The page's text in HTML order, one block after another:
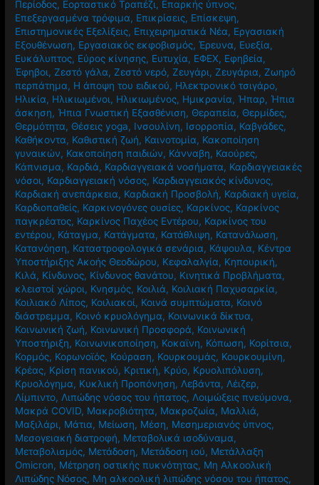
Περίοδος, Εορταστικό Τραπέζι, Επαρκής ύπνος,
Επεξεργασμένα τρόφιμα, Επικρίσεις, Επίσκεψη,
Επιστημονικές Εξελίξεις, Επιχειρηματικά Νέα, Εργασιακή
Εξουθένωση, Εργασιακός εκφοβισμός,Έρευνα, Ευεξία,
Ευκάλυπτος, Εύρος κίνησης, Ευτυχία, ΕΦΕΧ, Εφηβεία,
Έφηβοι,Ζεστό γάλα,Ζεστό νερό,Ζευγάρι,Ζευγάρια,Ζωηρό
περπάτημα, Η άποψη του ειδικού, Ηλεκτρονικό τσιγάρο,
Ηλικία, Ηλικιωμένοι, Ηλικιωμένος, Ημικρανία, Ήπαρ, Ήπια
άσκηση, Ήπια Γνωστική Εξασθένιση, Θεραπεία, Θερμίδες,
Θερμότητα, Θέσεις yoga, Ινσουλίνη, Ισορροπία, Καβγάδες,
Καθήκοντα, Καθιστική ζωή, Καινοτομία, Κακοποίηση
γυναικών, Κακοποίηση παιδιών, Κάνναβη, Καούρες,
Κάπνισμα, Καρδιά, Καρδιαγγειακά νοσήματα, Καρδιαγγειακές
νόσοι, Καρδιαγγειακή νόσος, Καρδιαγγειακός κίνδυνος,
Καρδιακή ανεπάρκεια, Καρδιακή Προσβολή, Καρδιακή υγεία,
Καρδιοπαθείς, Καρκινογόνες ουσίες, Καρκίνος, Καρκίνος
παγκρέατος, Καρκίνος Παχέος Εντέρου, Καρκίνος του
εντέρου, Κάταγμα, Κατάγματα, Κατάθλιψη, Κατανάλωση,
Κατανόηση, Καταστροφολογικά σενάρια, Κάψουλα, Κέντρα
Υποστήριξης Ακοής Θεοδώρου, Κεφαλαλγία, Κηπουρική,
Κιλά, Κίνδυνος, Κίνδυνος θανάτου, Κινητικά Προβλήματα,
κλειστοί χώροι, Κνησμός, Κοιλιά, Κοιλιακή Παχυσαρκία,
Κοιλιακό Λίπος, Κοιλιακοί, Κοινά συμπτώματα, Κοινό
διάστρεμμα, Κοινό κρυολόγημα, Κοινωνικά δίκτυα,
Κοινωνική ζωή, Κοινωνική Προσφορά, Κοινωνική
Υποστήριξη, Κοινωνικοποίηση, Κοκαϊνη, Κόπωση, Κορίτσια,
Κορμός, Κορωνοϊός, Κούραση, Κουρκουμάς, Κουρκουμίνη,
Κρέας, Κρίση πανικού, Κριτική, Κρύο, Κρυολιπόλυση,
Κρυολόγημα, Κυκλική Προπόνηση, Λεβάντα, Λέιζερ,
Λίμπιντο, Λιπώδης νόσος του ήπατος, Λοιμώξεις πνεύμονα,
Μακρά COVID, Μακροβιότητα, Μακροζωία, Μαλλιά,
Μαξιλάρι, Μάτια, Μείωση, Μέση, Μεσημεριανός ύπνος,
Μεσογειακή διατροφή, Μεταβολικά ισοδύναμα,
Μεταβολισμός, Μετάδοση, Μετάδοση ιού, Μετάλλαξη
Omicron, Μέτρηση οστικής πυκνότητας, Μη Αλκοολική
Λιπώδης Νόσος, Μη αλκοολική λιπώδης νόσου του ήπατος,